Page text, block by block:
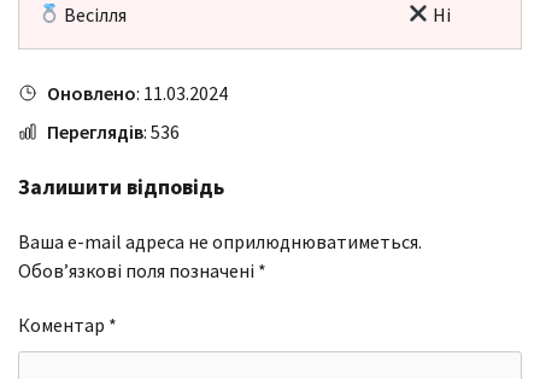
Весілля Ні
Оновлено: 11.03.2024
Переглядів: 536
Залишити відповідь
Ваша e-mail адреса не оприлюднюватиметься.
Обов’язкові поля позначені *
Коментар *